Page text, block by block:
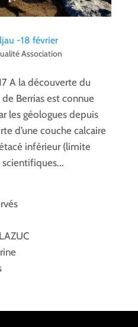
-18 février
Association
A la découverte du
Berrias est connue
les géologues depuis
d’une couche calcaire
inférieur (limite